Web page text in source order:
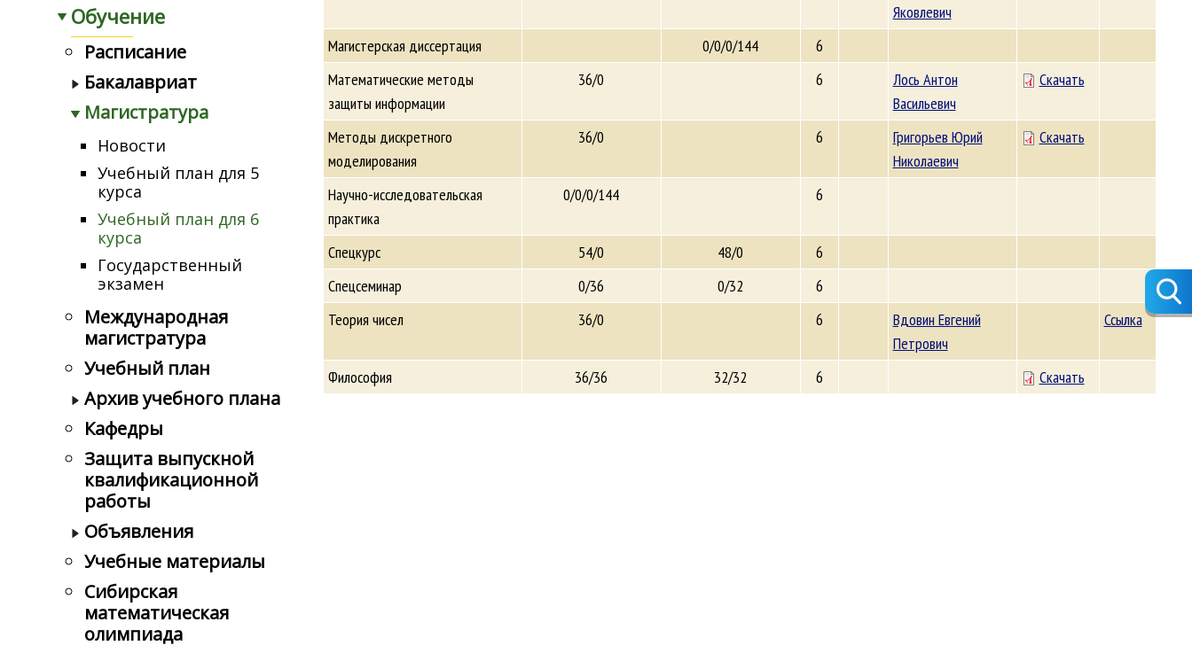
Обучение
Расписание
Бакалавриат
Магистратура
Новости
Учебный план для 5
курса
Учебный план для 6
курса
Государственный
экзамен
Международная
магистратура
Учебный план
Архив учебного плана
Кафедры
Защита выпускной
квалификационной
работы
Объявления
Учебные материалы
Сибирская
математическая
олимпиада
Яковлевич
Магистерская диссертация 0/0/0/144
6
Математические методы
защиты информации
36/0 6
Лось Антон
Васильевич
Скачать
Методы дискретного
моделирования
36/0 6
Григорьев Юрий
Николаевич
Скачать
Научно-исследовательская
практика
0/0/0/144 6
Спецкурс 54/0 48/0
6
Спецсеминар
0/36 0/32
6
Теория чисел
36/0 6
Вдовин Евгений
Петрович
Ссылка
Философия 36/36 32/32 6 Скачать